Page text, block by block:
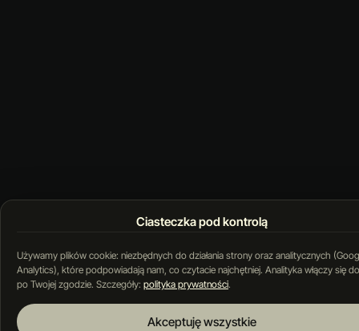
Ciasteczka pod kontrolą
Używamy plików cookie: niezbędnych do działania strony oraz analitycznych
Analytics), które podpowiadają nam, co czytacie najchętniej. Analityka włączy się
po Twojej zgodzie. Szczegóły: polityka prywatności.
Akceptuję wszystkie